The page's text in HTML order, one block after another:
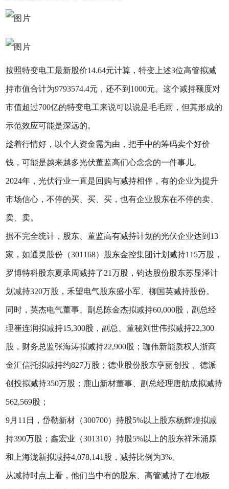
按照特变电工最新股价14.64元计算，特变上述3位高管拟减
持市值合计为9793574.4元，还不到1000元。这个减持额度对
市值超过700亿的特变电工来说可以说是毛毛雨，但其形成的
示范效应可能是深远的。
趁着行情好，以个人资金需为由，把手中的筹码卖个好价
钱，可能是越来越多光伏董监高们心念念的一件事儿。
2024年，光伏行业一直是回购与减持相伴，有的企业为提升
市场信心，不停的买、买、买，也有企业股东在不停的卖、
卖、卖。
据不完全统计，股东、董监高有减持计划的光伏企业达到13
家，如通灵股份（301168）股东金控集团计划减持115万股，
罗博特科股东夏承周减持了21万股，钧达股份股东苏显泽计
划减持320万股，禾望电气股东盛小军、柳国英减持股份。
同时，英杰电气董事、副总陈金杰拟减持60,000股，副总经
理崔连润拟减持15,300股，副总、董秘刘世伟拟减持22,300
股，财务总监张海涛拟减持22,900股；珈伟新能质权人浙商
金汇信托拟减持约827万股；德业股份股东亨丽创投 、德派
创投拟减持350万股；鹿山新材董事、副总经理唐舫成拟减持
562,569股；
9月11日，岱勒新材（300700）持股5%以上股东杨辉煌拟减
持390万股；鑫宏业（301310）持股5%以上的股东祥禾涌原
和上海泷新拟减持4,078,141股，减持比例为3%。
从减持时点上看，他们当中有的股东、高管减持了在地板